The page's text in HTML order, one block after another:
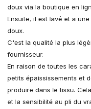
doux via la boutique en
Ensuite, il est lavé et a
doux.
C'est la qualité la plus
fournisseur.
En raison de toutes les
petits épaississements et
produire dans le tissu.
et la sensibilité au pli du